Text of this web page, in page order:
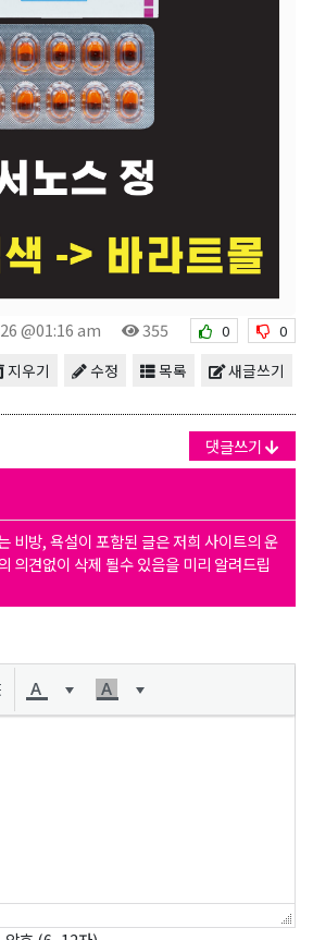
@01:16 am 355 0 0
새글쓰기
목록
수정
지우기
댓글쓰기
비방, 욕설이 포함된 글은 저희 사이트의 운
의견없이 삭제 될수 있음을 미리 알려드립